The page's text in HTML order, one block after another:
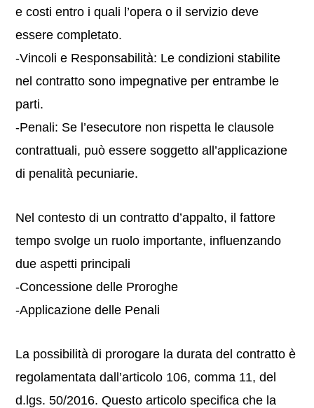
e costi entro i quali l’opera o il servizio deve
essere completato.
-Vincoli e Responsabilità: Le condizioni stabilite
nel contratto sono impegnative per entrambe le
parti.
-Penali: Se l’esecutore non rispetta le clausole
contrattuali, può essere soggetto all’applicazione
di penalità pecuniarie.
Nel contesto di un contratto d’appalto, il fattore
tempo svolge un ruolo importante, influenzando
due aspetti principali
-Concessione delle Proroghe
-Applicazione delle Penali
La possibilità di prorogare la durata del contratto è
regolamentata dall’articolo 106, comma 11, del
d.lgs. 50/2016. Questo articolo specifica che la